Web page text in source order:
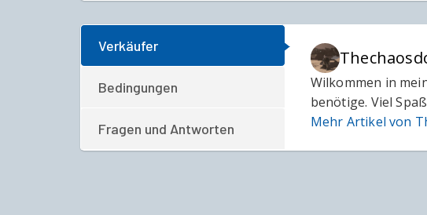
Verkäufer
Bedingungen
Fragen und Antworten
Wilkommen in
benötige. Viel
Mehr Artikel von